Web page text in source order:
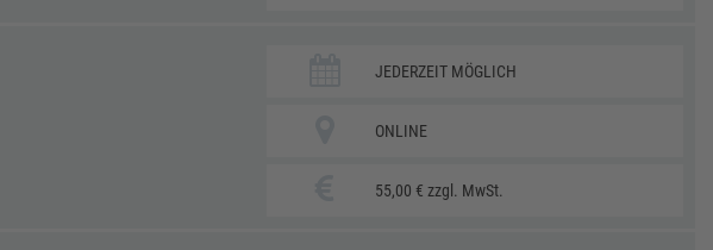
JEDERZEIT MÖGLICH
ONLINE
55,00 € zzgl. MwSt.